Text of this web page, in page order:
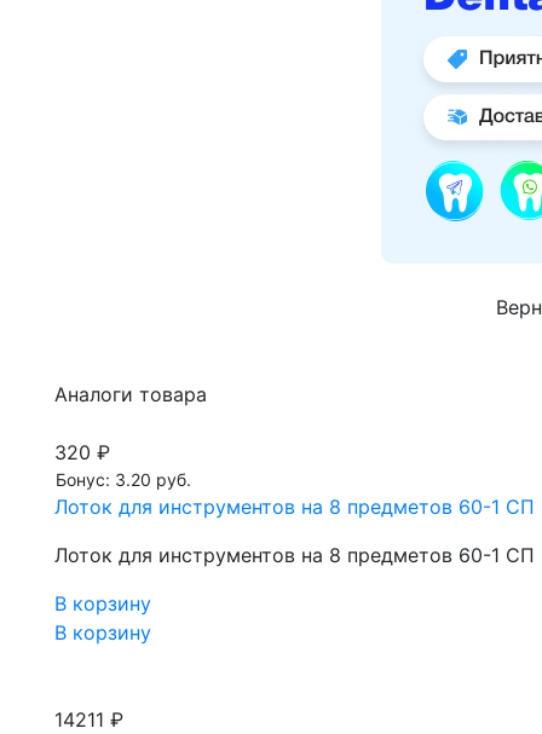
Аналоги товара
320 ₽
Бонус: 3.20 руб.
Лоток для инструментов на 8 предметов 60-1 СП
Лоток для инструментов на 8 предметов 60-1 СП
В корзину
В корзину
14211 ₽